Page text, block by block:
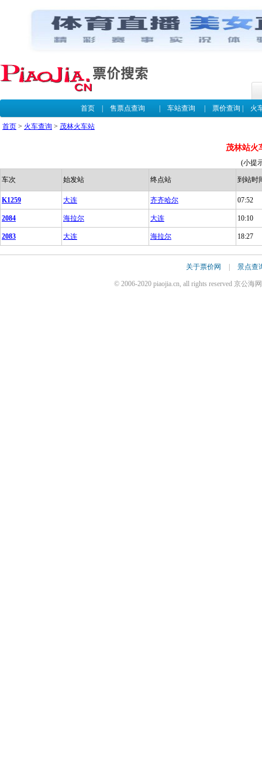
首页| 售票点查询 车站查询 票价查询 火
首页 > 火车查询 > 茂林火车站
茂林站火
(小提
车次 始发站 终点站 到站时
K1259 大连 齐齐哈尔 07:52
2084 海拉尔 大连 10:10
2083 大连 海拉尔 18:27
关于票价网 | 景点查
© 2006-2020 piaojia.cn, all rights reserved 京公海